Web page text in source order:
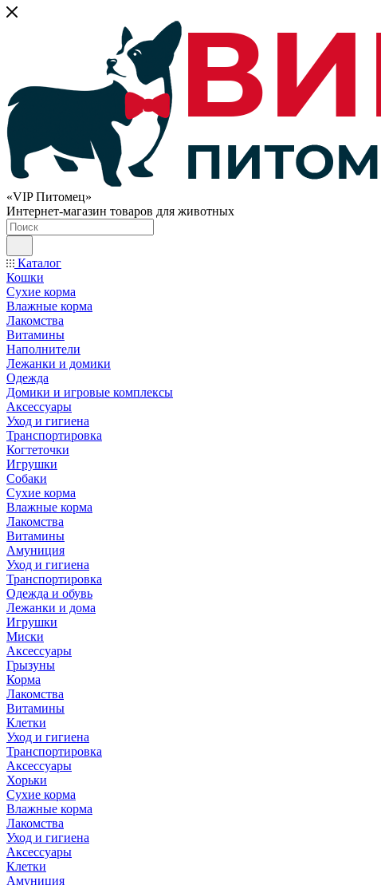
«VIP Питомец»
Интернет-магазин товаров для животных
Каталог
Кошки
Сухие корма
Влажные корма
Лакомства
Витамины
Наполнители
Лежанки и домики
Одежда
Домики и игровые комплексы
Аксессуары
Уход и гигиена
Транспортировка
Когтеточки
Игрушки
Собаки
Сухие корма
Влажные корма
Лакомства
Витамины
Амуниция
Уход и гигиена
Транспортировка
Одежда и обувь
Лежанки и дома
Игрушки
Миски
Аксессуары
Грызуны
Корма
Лакомства
Витамины
Клетки
Уход и гигиена
Транспортировка
Аксессуары
Хорьки
Сухие корма
Влажные корма
Лакомства
Уход и гигиена
Аксессуары
Клетки
Амуниция